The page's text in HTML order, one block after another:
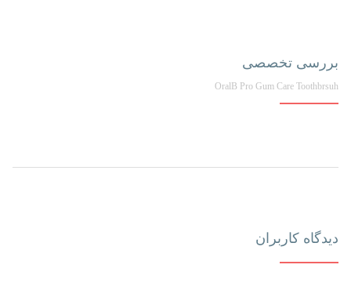
بررسی تخصصی
OralB Pro Gum Care Toothbrsuh
دیدگاه کاربران